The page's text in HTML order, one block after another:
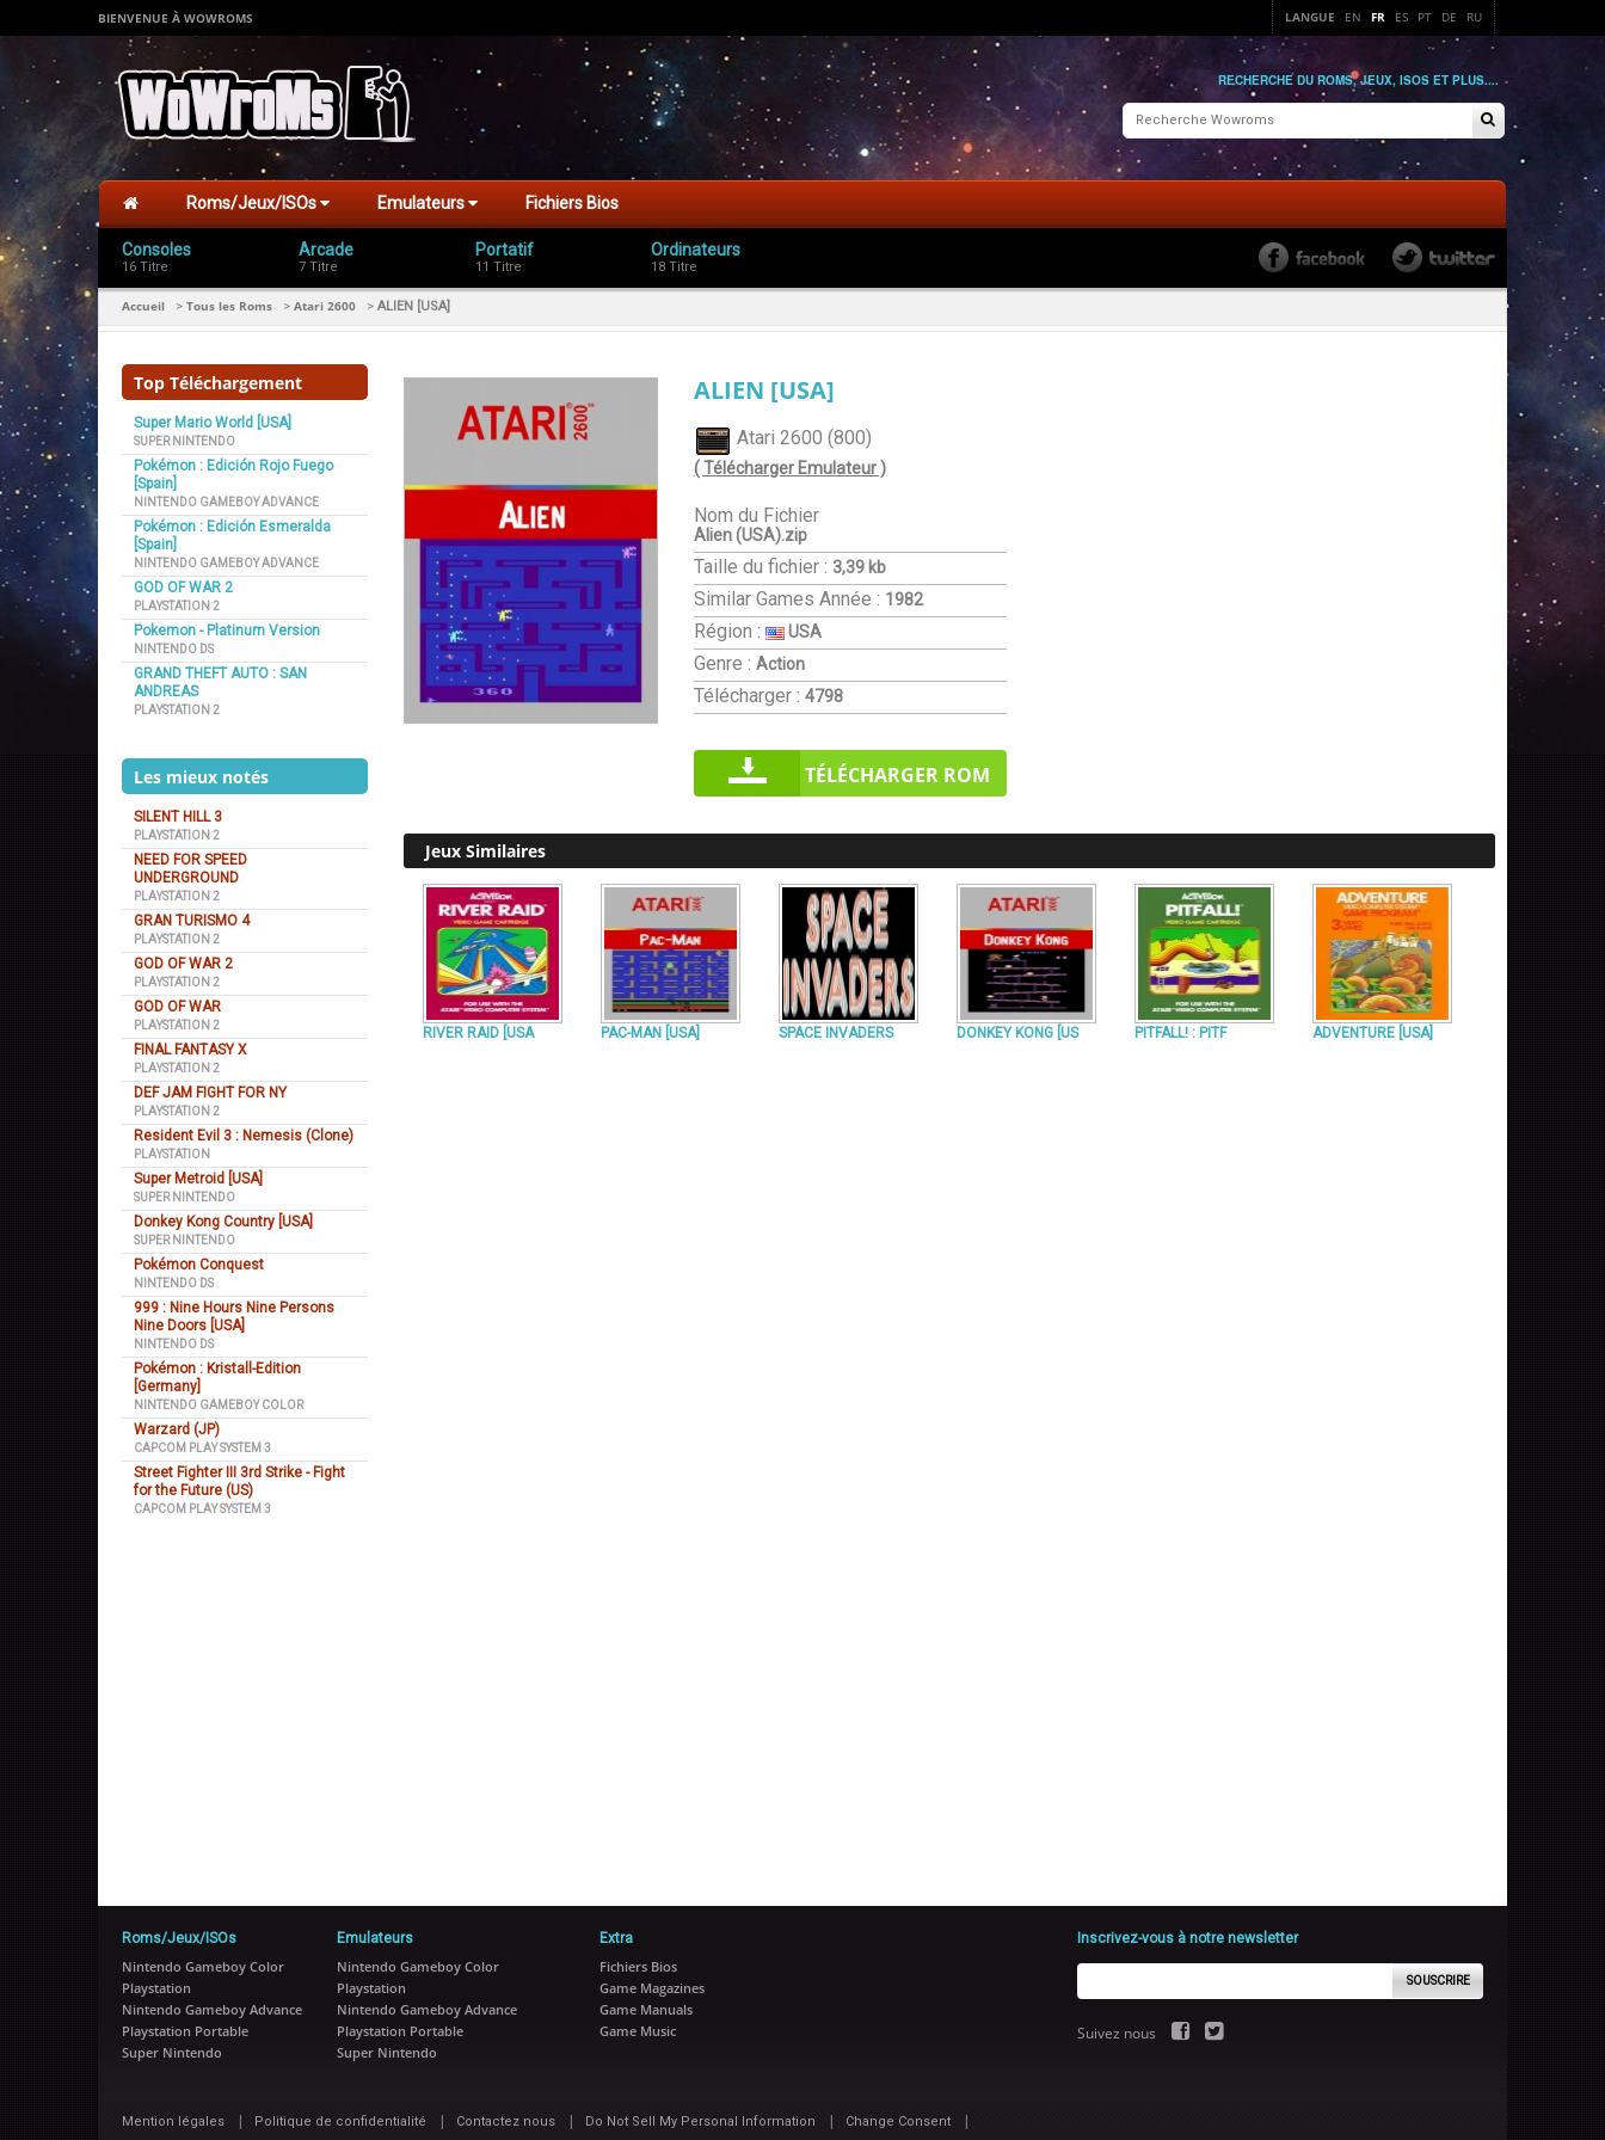
BIENVENUE À WOWROMS LANGUE EN FR ES PT DE RU
RECHERCHE DU ROMS, JEUX, ISOS ET PLUS....
Roms/Jeux/ISOs Emulateurs Fichiers Bios
Consoles
16 Titre
Arcade
7 Titre
Portatif
11 Titre
Ordinateurs
18 Titre
Accueil > Tous les Roms > Atari 2600 > ALIEN [USA]
Top Téléchargement
Super Mario World [USA]
SUPER NINTENDO
Pokémon : Edición Rojo Fuego
[Spain]
NINTENDO GAMEBOY ADVANCE
Pokémon : Edición Esmeralda
[Spain]
NINTENDO GAMEBOY ADVANCE
GOD OF WAR 2
PLAYSTATION 2
Pokemon - Platinum Version
NINTENDO DS
GRAND THEFT AUTO : SAN
ANDREAS
PLAYSTATION 2
Les mieux notés
SILENT HILL 3
PLAYSTATION 2
NEED FOR SPEED
UNDERGROUND
PLAYSTATION 2
GRAN TURISMO 4
PLAYSTATION 2
GOD OF WAR 2
PLAYSTATION 2
GOD OF WAR
PLAYSTATION 2
FINAL FANTASY X
PLAYSTATION 2
DEF JAM FIGHT FOR NY
PLAYSTATION 2
Resident Evil 3 : Nemesis (Clone)
PLAYSTATION
Super Metroid [USA]
SUPER NINTENDO
Donkey Kong Country [USA]
SUPER NINTENDO
Pokémon Conquest
NINTENDO DS
999 : Nine Hours Nine Persons
Nine Doors [USA]
NINTENDO DS
Pokémon : Kristall-Edition
[Germany]
NINTENDO GAMEBOY COLOR
Warzard (JP)
CAPCOM PLAY SYSTEM 3
Street Fighter III 3rd Strike - Fight
for the Future (US)
CAPCOM PLAY SYSTEM 3
ALIEN [USA]
Atari 2600 (800)
( Télécharger Emulateur )
Nom du Fichier
Alien (USA).zip
Taille du fichier : 3,39 kb
Similar GamesAnnée : 1982
Région : USA
Genre : Action
Télécharger : 4798
TÉLÉCHARGER ROM
Jeux Similaires
RIVER RAID [USA PAC-MAN [USA] SPACE INVADERS DONKEY KONG [US PITFALL! : PITF ADVENTURE [USA]
Roms/Jeux/ISOs
Nintendo Gameboy Color
Playstation
Nintendo Gameboy Advance
Playstation Portable
Super Nintendo
Emulateurs
Nintendo Gameboy Color
Playstation
Nintendo Gameboy Advance
Playstation Portable
Super Nintendo
Extra
Fichiers Bios
Game Magazines
Game Manuals
Game Music
Inscrivez-vous à notre newsletter
SOUSCRIRE
Suivez nous
Mention légales | Politique de confidentialité | Contactez nous | Do Not Sell My Personal Information | Change Consent |